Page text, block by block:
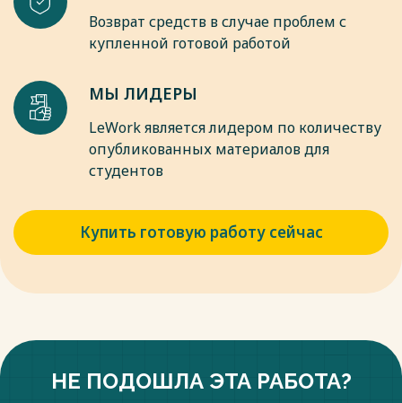
Возврат средств в случае проблем с
купленной готовой работой
МЫ ЛИДЕРЫ
LeWork является лидером по количеству
опубликованных материалов для
студентов
Купить готовую работу сейчас
НЕ ПОДОШЛА ЭТА РАБОТА?